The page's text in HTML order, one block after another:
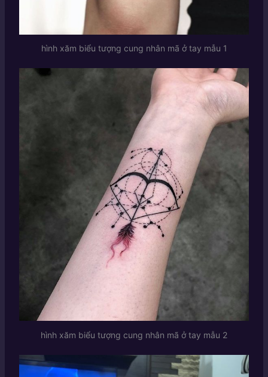
hình xăm biểu tượng cung nhân mã ở tay mẫu 1
hình xăm biểu tượng cung nhân mã ở tay mẫu 2